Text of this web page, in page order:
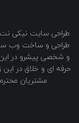
طراحی سایت نیکی نت
طراحی و ساخت وب
و شخصی پیشرو در این
حرفه ای و خلاق در این
مشتریان